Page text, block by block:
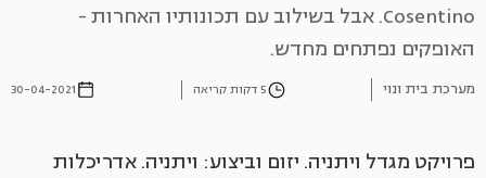
Cosentino. אבל בשילוב עם תכונותיו האחרות -
האופקים נפתחים מחדש.
מערכת בית ונוי 5 דקות קריאה 30-04-2021
פרויקט מגדל ויתניה. יזום וביצוע: ויתניה. אדריכלות